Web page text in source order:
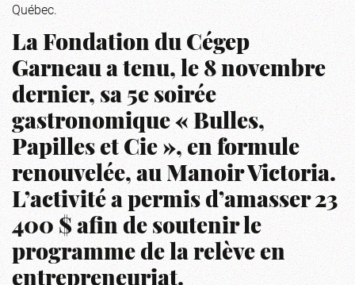
Québec.
La Fondation du Cégep
Garneau a tenu, le 8 novembre
dernier, sa 5e soirée
gastronomique « Bulles,
Papilles et Cie », en formule
renouvelée, au Manoir Victoria.
L’activité a permis d’amasser 23
400 $ afin de soutenir le
programme de la relève en
entrepreneuriat.